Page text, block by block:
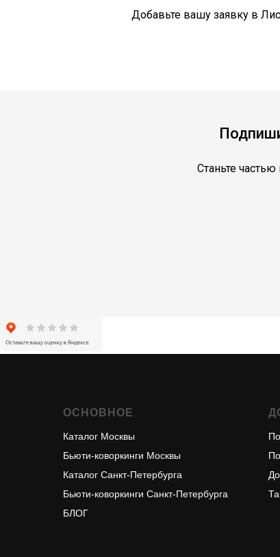
Добавьте вашу заявку в
Станьте
Каталог Москвы
Бьюти-коворкинги Москвы
Каталог Санкт-Петербурга
Бьюти-коворкинги Санкт-Петербурга
БЛОГ
ОСНОВНОЕ